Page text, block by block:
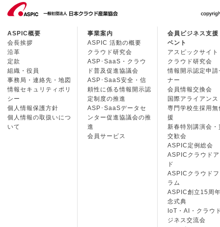
ASPIC概要
会長挨拶
沿革
定款
組織・役員
事務局・連絡先・地図
情報セキュリティポリ
シー
個人情報保護方針
個人情報の取扱いにつ
いて
事業案内
ASPIC 活動の概要
クラウド研究会
ASP･SaaS・クラウ
ド普及促進協議会
ASP･SaaS安全・信
頼性に係る情報開示認
定制度の推進
ASP･SaaSデータセ
ンター促進協議会の推
進
会員サービス
会員ビジネス支援
ベント
アスピックサイト
クラウド研究会
情報開示認定申請
ナー
会員情報交換会
国際アライアンス
専門学校生採用無
援
新春特別講演会・
交歓会
ASPIC定例総会
ASPICクラウド
ド
ASPICクラウド
ラム
ASPIC創立15周
念式典
IoT・AI・クラウ
ジネス交流会